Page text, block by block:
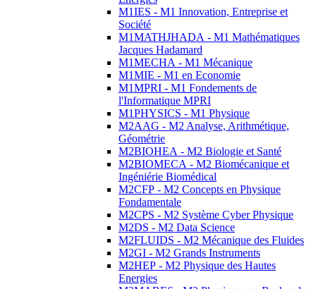
M1IES - M1 Innovation, Entreprise et
Société
M1MATHJHADA - M1 Mathématiques
Jacques Hadamard
M1MECHA - M1 Mécanique
M1MIE - M1 en Economie
M1MPRI - M1 Fondements de
l'Informatique MPRI
M1PHYSICS - M1 Physique
M2AAG - M2 Analyse, Arithmétique,
Géométrie
M2BIOHEA - M2 Biologie et Santé
M2BIOMECA - M2 Biomécanique et
Ingéniérie Biomédical
M2CFP - M2 Concepts en Physique
Fondamentale
M2CPS - M2 Système Cyber Physique
M2DS - M2 Data Science
M2FLUIDS - M2 Mécanique des Fluides
M2GI - M2 Grands Instruments
M2HEP - M2 Physique des Hautes
Energies